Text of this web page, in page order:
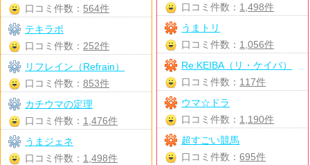
口コミ件数： 1,498件
うまトリ
口コミ件数： 1,056件
Re:KEIBA（リ・ケイバ）
口コミ件数： 117件
ウマ☆ドラ
口コミ件数： 1,190件
超すごい競馬
口コミ件数：695件
口コミ件数： 564件
テキラボ
口コミ件数： 252件
リフレイン（Refrain）
口コミ件数： 853件
カチウマの定理
口コミ件数： 1,476件
うまジェネ
口コミ件数： 1,498件